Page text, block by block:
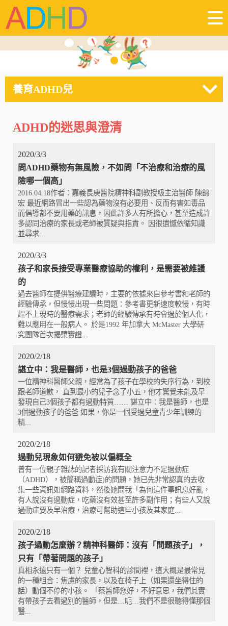
養育ADHD兒
ADHD的迷思與澄清
2020/3/3
問ADHD藥物有無風險，不如問「不治療和治療的風
險哪一個高」
2016.04.18作者：嘉義長庚醫院精神科副教授級主治醫師 陳錦
宏 最近網路冒出一些認為藥物沒有必要用、反而有害如毒品
而倡導都不要用藥的訊息，因此許多人有所擔心，甚至造成許
多認同治療的家長或老師被質疑與指責。 因很遺憾依循知識
並尋求...
2020/3/3
孩子和家長接受專業醫療協助的權利，是需要被維護
的
過去醫師在提供醫療建議時，主要的依據來自參考書和老師的
經驗傳承，但慢慢出現一些問題：參考書更新速度較慢，有時
趕不上現時的醫療需求；老師的經驗傳承有時會過於個人化，
難以應用在一般病人。 於是1992 年加拿大 McMaster 大學研
究團隊首次揭櫫實證...
2020/2/18
諶立中：我是醫師，也是3個過動孩子的爸爸
一位精神科醫師父親，經常為了孩子在學校的失序行為，到校
跟老師道歉， 直到最小的兒子念了小五，他才驚覺未能及早
發現自己3個孩子都有過動特質…… 諶立中：我是醫師，也是
3個過動孩子的爸爸 如果，你是一個受過兒童青少年訓練的
精...
2020/2/18
過動兒現象如何避免被以偏概全
曾有一位親子雜誌的記者採訪我有關注意力不足過動症
（ADHD），被簡稱過動症)的問題，她已先非常認真的去收
集一些資訊如網路資料，然後她問我「為何這件事訊息好亂，
有人說沒有過動症，吃藥沒有效甚至許多副作用；有些人又說
過動症要及早治療，治療可幫助這些小孩及其家庭...
2020/2/18
孩子過動怎麼辦？精神科醫師：沒有「問題孩子」，
只有「帶著問題的孩子」
真相永遠只有一個？ 兒童心智科的診間裡，這大概是最常見
的一種組合：焦慮的家長，以及在椅子上（如果還坐得住的
話）動個不停的小孩。 「蔡醫師您好，不好意思，我們其實
有帶孩子去看過別的醫師，但是…呃…我們不是很聽得懂那個
醫...